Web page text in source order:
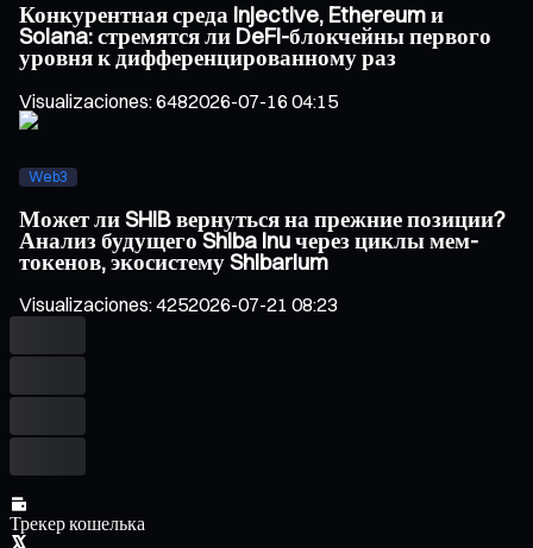
Конкурентная среда Injective, Ethereum и
Solana: стремятся ли DeFi-блокчейны первого
уровня к дифференцированному раз
Visualizaciones:6482026-07-16 04:15
Web3
Может ли SHIB вернуться на прежние позиции?
Анализ будущего Shiba Inu через циклы мем-
токенов, экосистему Shibarium
Visualizaciones:4252026-07-21 08:23
Трекер кошелька